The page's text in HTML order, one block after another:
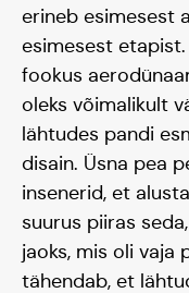
erineb esimesest
esimesest
fookus
oleks võimalikult
lähtudes pandi
disain. Üsna pea
insenerid, et
suurus piiras
jaoks, mis oli vaja
tähendab, et